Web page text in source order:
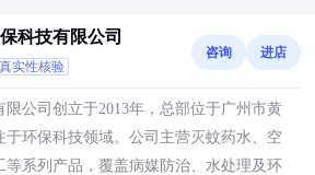
科技有限公司
实性核验
咨询 进店
限公司创立于2013年，总部位于广州市黄
于环保科技领域。公司主营灭蚊药水、空
等系列产品，覆盖病媒防治、水处理及环